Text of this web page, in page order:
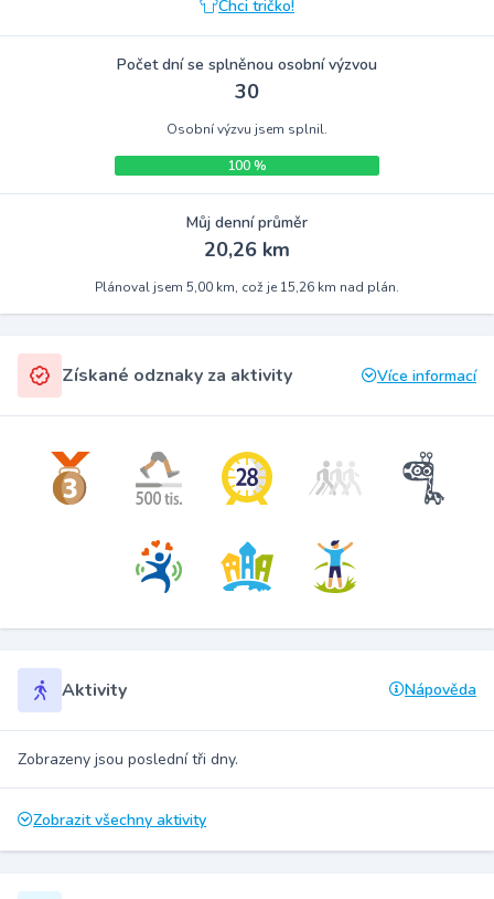
Chci tričko!
Počet dní se splněnou osobní výzvou
30
Osobní výzvu jsem splnil.
100 %
Můj denní průměr
20,26 km
Plánoval jsem 5,00 km, což je 15,26 km nad plán.
Získané odznaky za aktivity Více informací
Aktivity Nápověda
Zobrazeny jsou poslední tři dny.
Zobrazit všechny aktivity